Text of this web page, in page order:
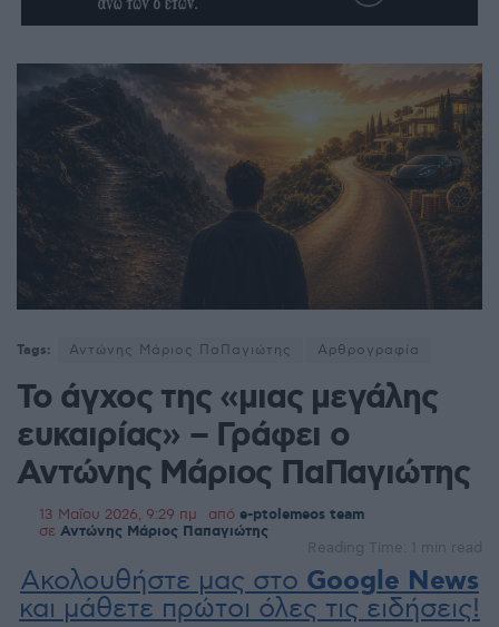
Tags: Αντώνης Μάριος ΠαΠαγιώτης Αρθρογραφία
Το άγχος της «μιας μεγάλης
ευκαιρίας» – Γράφει ο
Αντώνης Μάριος ΠαΠαγιώτης
13 Μαΐου 2026, 9:29 πμ από e-ptolemeos team
σε Αντώνης Μάριος Παπαγιώτης
Reading Time: 1 min read
Ακολουθήστε μας στο Google News
και μάθετε πρώτοι όλες τις ειδήσεις!